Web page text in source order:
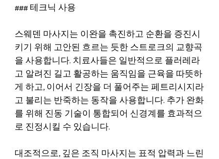
### 테크닉 사용
스웨덴 마사지는 이완을 촉진하고 순환을 증진시
키기 위해 고안된 흐르는 듯한 스트로크의 교향곡
을 사용합니다. 치료사들은 일반적으로 플러레라
고 알려진 길고 활공하는 움직임을 근육을 따뜻하
게 하고, 이어서 긴장을 더 풀어주는 페트리시지라
고 불리는 반죽하는 동작을 사용합니다. 추가 완화
를 위해 진동 기술이 통합되어 신경계를 효과적으
로 진정시킬 수 있습니다.
대조적으로, 깊은 조직 마사지는 표적 압력과 느린